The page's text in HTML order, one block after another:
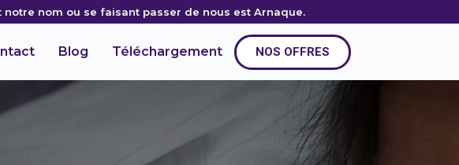
notre nom ou se faisant passer de nous est Arnaque.
Blog Téléchargement NOS OFFRES